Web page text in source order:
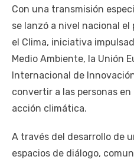
Con una transmisión
se lanzó a nivel nacional
el Clima, iniciativa
Medio Ambiente, la Unión
Internacional de
convertir a las personas
acción climática.
A través del desarrollo de
espacios de diálogo,